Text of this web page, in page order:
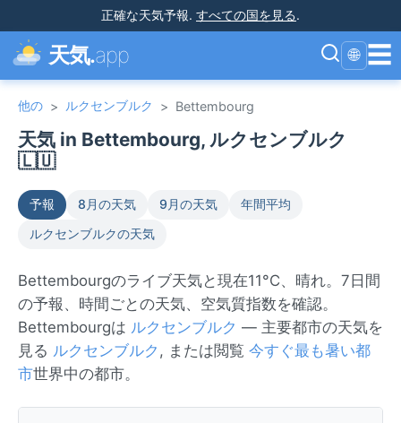
正確な天気予報. すべての国を見る.
天気.app 🌐 ☰
他の > ルクセンブルク > Bettembourg
天気 in Bettembourg, ルクセンブルク
🇱🇺
予報 8月の天気 9月の天気
年間平均
ルクセンブルクの天気
Bettembourgのライブ天気と現在11°C、晴れ。7日間
の予報、時間ごとの天気、空気質指数を確認。
Bettembourgは ルクセンブルク — 主要都市の天気を
見る ルクセンブルク , または閲覧 今すぐ最も暑い都
市世界中の都市。